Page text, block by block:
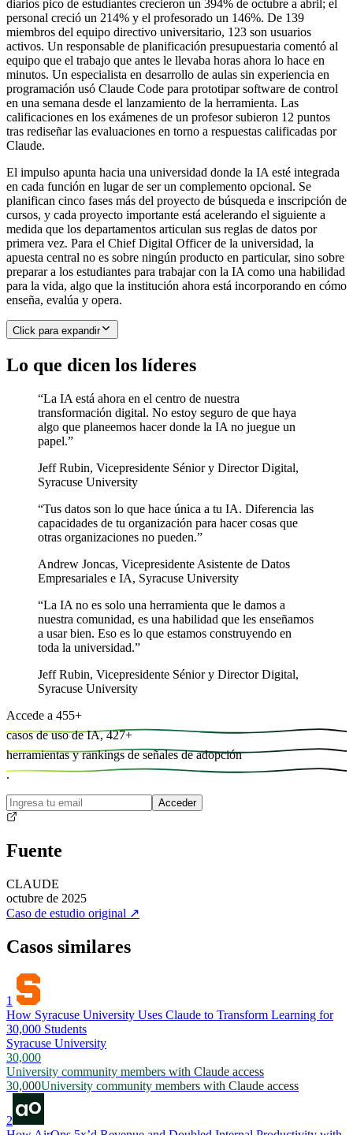
diarios pico de estudiantes crecieron un 394% de octubre a abril; el
personal creció un 214% y el profesorado un 146%. De 139
miembros del equipo directivo universitario, 123 son usuarios
activos. Un responsable de planificación presupuestaria comentó al
equipo que el trabajo que antes le llevaba horas ahora lo hace en
minutos. Un especialista en desarrollo de aulas sin experiencia en
programación usó Claude Code para prototipar software de control
en una semana desde el lanzamiento de la herramienta. Las
calificaciones en los exámenes de un profesor subieron 12 puntos
tras rediseñar las evaluaciones en torno a respuestas calificadas por
Claude.
El impulso apunta hacia una universidad donde la IA esté integrada
en cada función en lugar de ser un complemento opcional. Se
planifican cinco fases más del proyecto de búsqueda e inscripción de
cursos, y cada proyecto importante está acelerando el siguiente a
medida que los departamentos articulan sus reglas de datos por
primera vez. Para el Chief Digital Officer de la universidad, la
apuesta central no es sobre ningún producto en particular, sino sobre
preparar a los estudiantes para trabajar con la IA como una habilidad
para la vida, algo que la institución ahora está incorporando en cómo
enseña, evalúa y opera.
Click para expandir
Lo que dicen los líderes
“La IA está ahora en el centro de nuestra
transformación digital. No estoy seguro de que haya
algo que planeemos hacer donde la IA no juegue un
papel.”
Jeff Rubin, Vicepresidente Sénior y Director Digital,
Syracuse University
“Tus datos son lo que hace única a tu IA. Diferencia las
capacidades de tu organización para hacer cosas que
otras organizaciones no pueden.”
Andrew Joncas, Vicepresidente Asistente de Datos
Empresariales e IA, Syracuse University
“La IA no es solo una herramienta que le damos a
nuestra comunidad, es una habilidad que les enseñamos
a usar bien. Eso es lo que estamos construyendo en
toda la universidad.”
Jeff Rubin, Vicepresidente Sénior y Director Digital,
Syracuse University
Accede a 455+
casos de uso de IA, 427+
herramientas y rankings de señales de adopción
.
Acceder
Fuente
CLAUDE
octubre de 2025
Caso de estudio original ↗
Casos similares
1
How Syracuse University Uses Claude to Transform Learning for
30,000 Students
Syracuse University
30,000
University community members with Claude access
30,000University community members with Claude access
2